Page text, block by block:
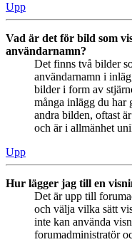
Upp
Vad är det för bild som
användarnamn?
Det finns två bilder
användarnamn i
bilder i form av
många inlägg du har
andra bilden, oftast
och är i allmänhet
Upp
Hur lägger jag till en
Det är upp till
och välja vilka sätt
inte kan använda
forumadministratör